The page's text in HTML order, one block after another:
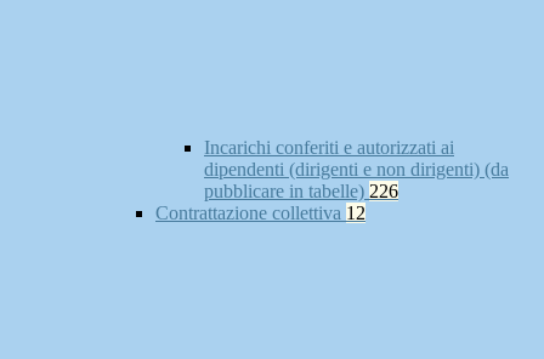
Incarichi conferiti e autorizzati ai
dipendenti (dirigenti e non dirigenti) (da
pubblicare in tabelle) 226
Contrattazione collettiva 12